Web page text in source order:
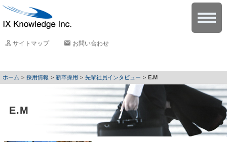
サイトマップ お問い合わせ
採用情報 新卒採用 先輩社員インタビュー E.M
E.M